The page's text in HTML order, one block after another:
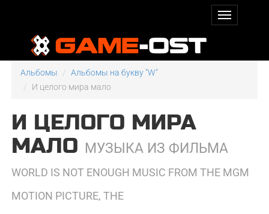
Альбомы
Альбомы на букву "W"
И целого мира мало
И ЦЕЛОГО МИРА
МАЛО МУЗЫКА ИЗ ФИЛЬМА
WORLD IS NOT ENOUGH MUSIC FROM THE MGM
MOTION PICTURE, THE